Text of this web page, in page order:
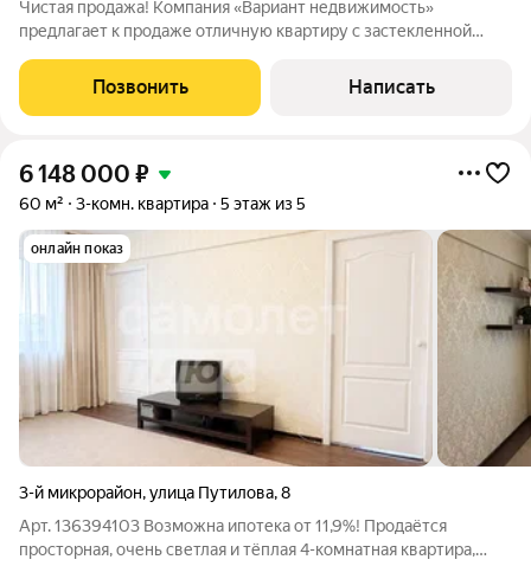
Чистая продажа! Компания «Вариант недвижимость»
предлагает к продаже отличную квартиру с застекленной
кухня, шкаф-купе, водонагреватель входят в стоимость
квартиры. Мебель остается по
Позвонить Написать
6 148 000 ₽
60 м² 3-комн. квартира 5 этаж из 5
онлайн показ
3-й микрорайон,улица Путилова,8
Арт. 136394103 Возможна ипотека от 11,9%! Продаётся
просторная, очень светлая и тёплая 4-комнатная квартира,